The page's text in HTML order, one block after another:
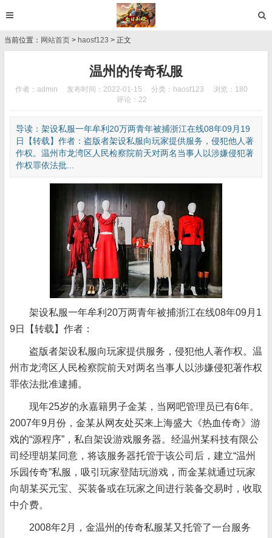
当前位置： 网站首页 > haosf123 > 正文
温州的传奇私服
作者：admin 发布时间：2022-01-15 分类： haosf123
浏览：180
评论：22
导读：架设私服一年牟利20万两青年被捕浙江在线08年09月19
日【转载】作者：盗版者架设私服向玩家提供服务，侵犯他人著
作权。温州市龙湾区人民检察院前天对两名当事人以涉嫌侵犯著
作权罪依法批...
架设私服一年牟利20万两青年被捕浙江在线08年09月1
9日【转载】作者：
盗版者架设私服向玩家提供服务，侵犯他人著作权。温
州市龙湾区人民检察院前天对两名当事人以涉嫌侵犯著作权
罪依法批准逮捕。
现年25岁的永嘉籍男子金某，当网吧管理员已有6年。
2007年9月份，金某从网友处买来上海盛大《热血传奇》游
戏的“源程序”，私自架设游戏服务器。经温州某科技有限公
司经理胡某同意，将该服务器托管于该公司后，建立“温州
乐园传奇”私服，吸引玩家登陆玩游戏，而金某就通过玩家
向胡某买元宝、买装备或在玩家之间进行装备交易时，收取
中介费。
2008年2月，金温州的传奇私服某又托管了一台服务